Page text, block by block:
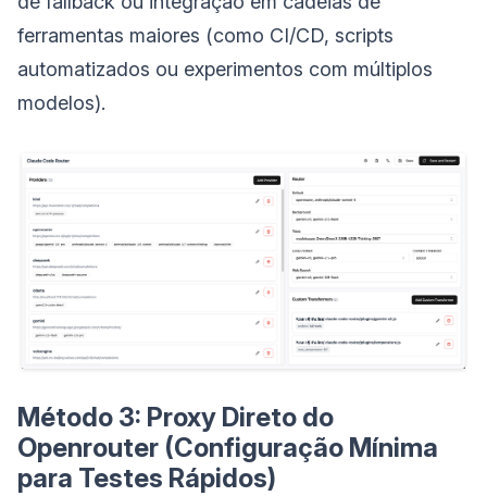
ferramentas maiores (como CI/CD, scripts
automatizados ou experimentos com múltiplos
modelos).
Método 3: Proxy Direto do
Openrouter (Configuração Mínima
para Testes Rápidos)